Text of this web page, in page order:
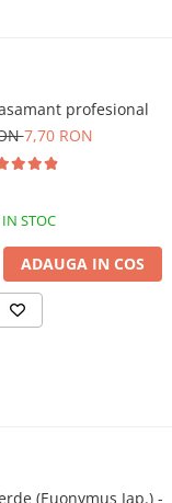
profesional
7,70 RON
IN STOC
ADAUGA IN COS
(Euonymus Jap.) -